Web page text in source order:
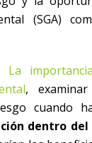
(SGA)
La
,
cuando
dentro